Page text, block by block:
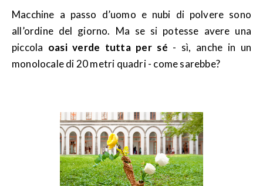
Macchine a passo d’uomo e nubi di polvere sono
all’ordine del giorno. Ma se si potesse avere una
piccola oasi verde tutta per sé - sì, anche in un
monolocale di 20 metri quadri - come sarebbe?